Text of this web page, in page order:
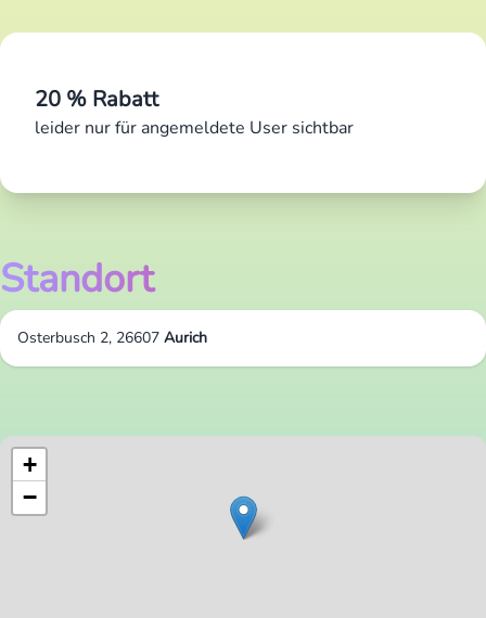
20 % Rabatt
leider nur für angemeldete User sichtbar
Standort
Osterbusch 2, 26607 Aurich
+
−